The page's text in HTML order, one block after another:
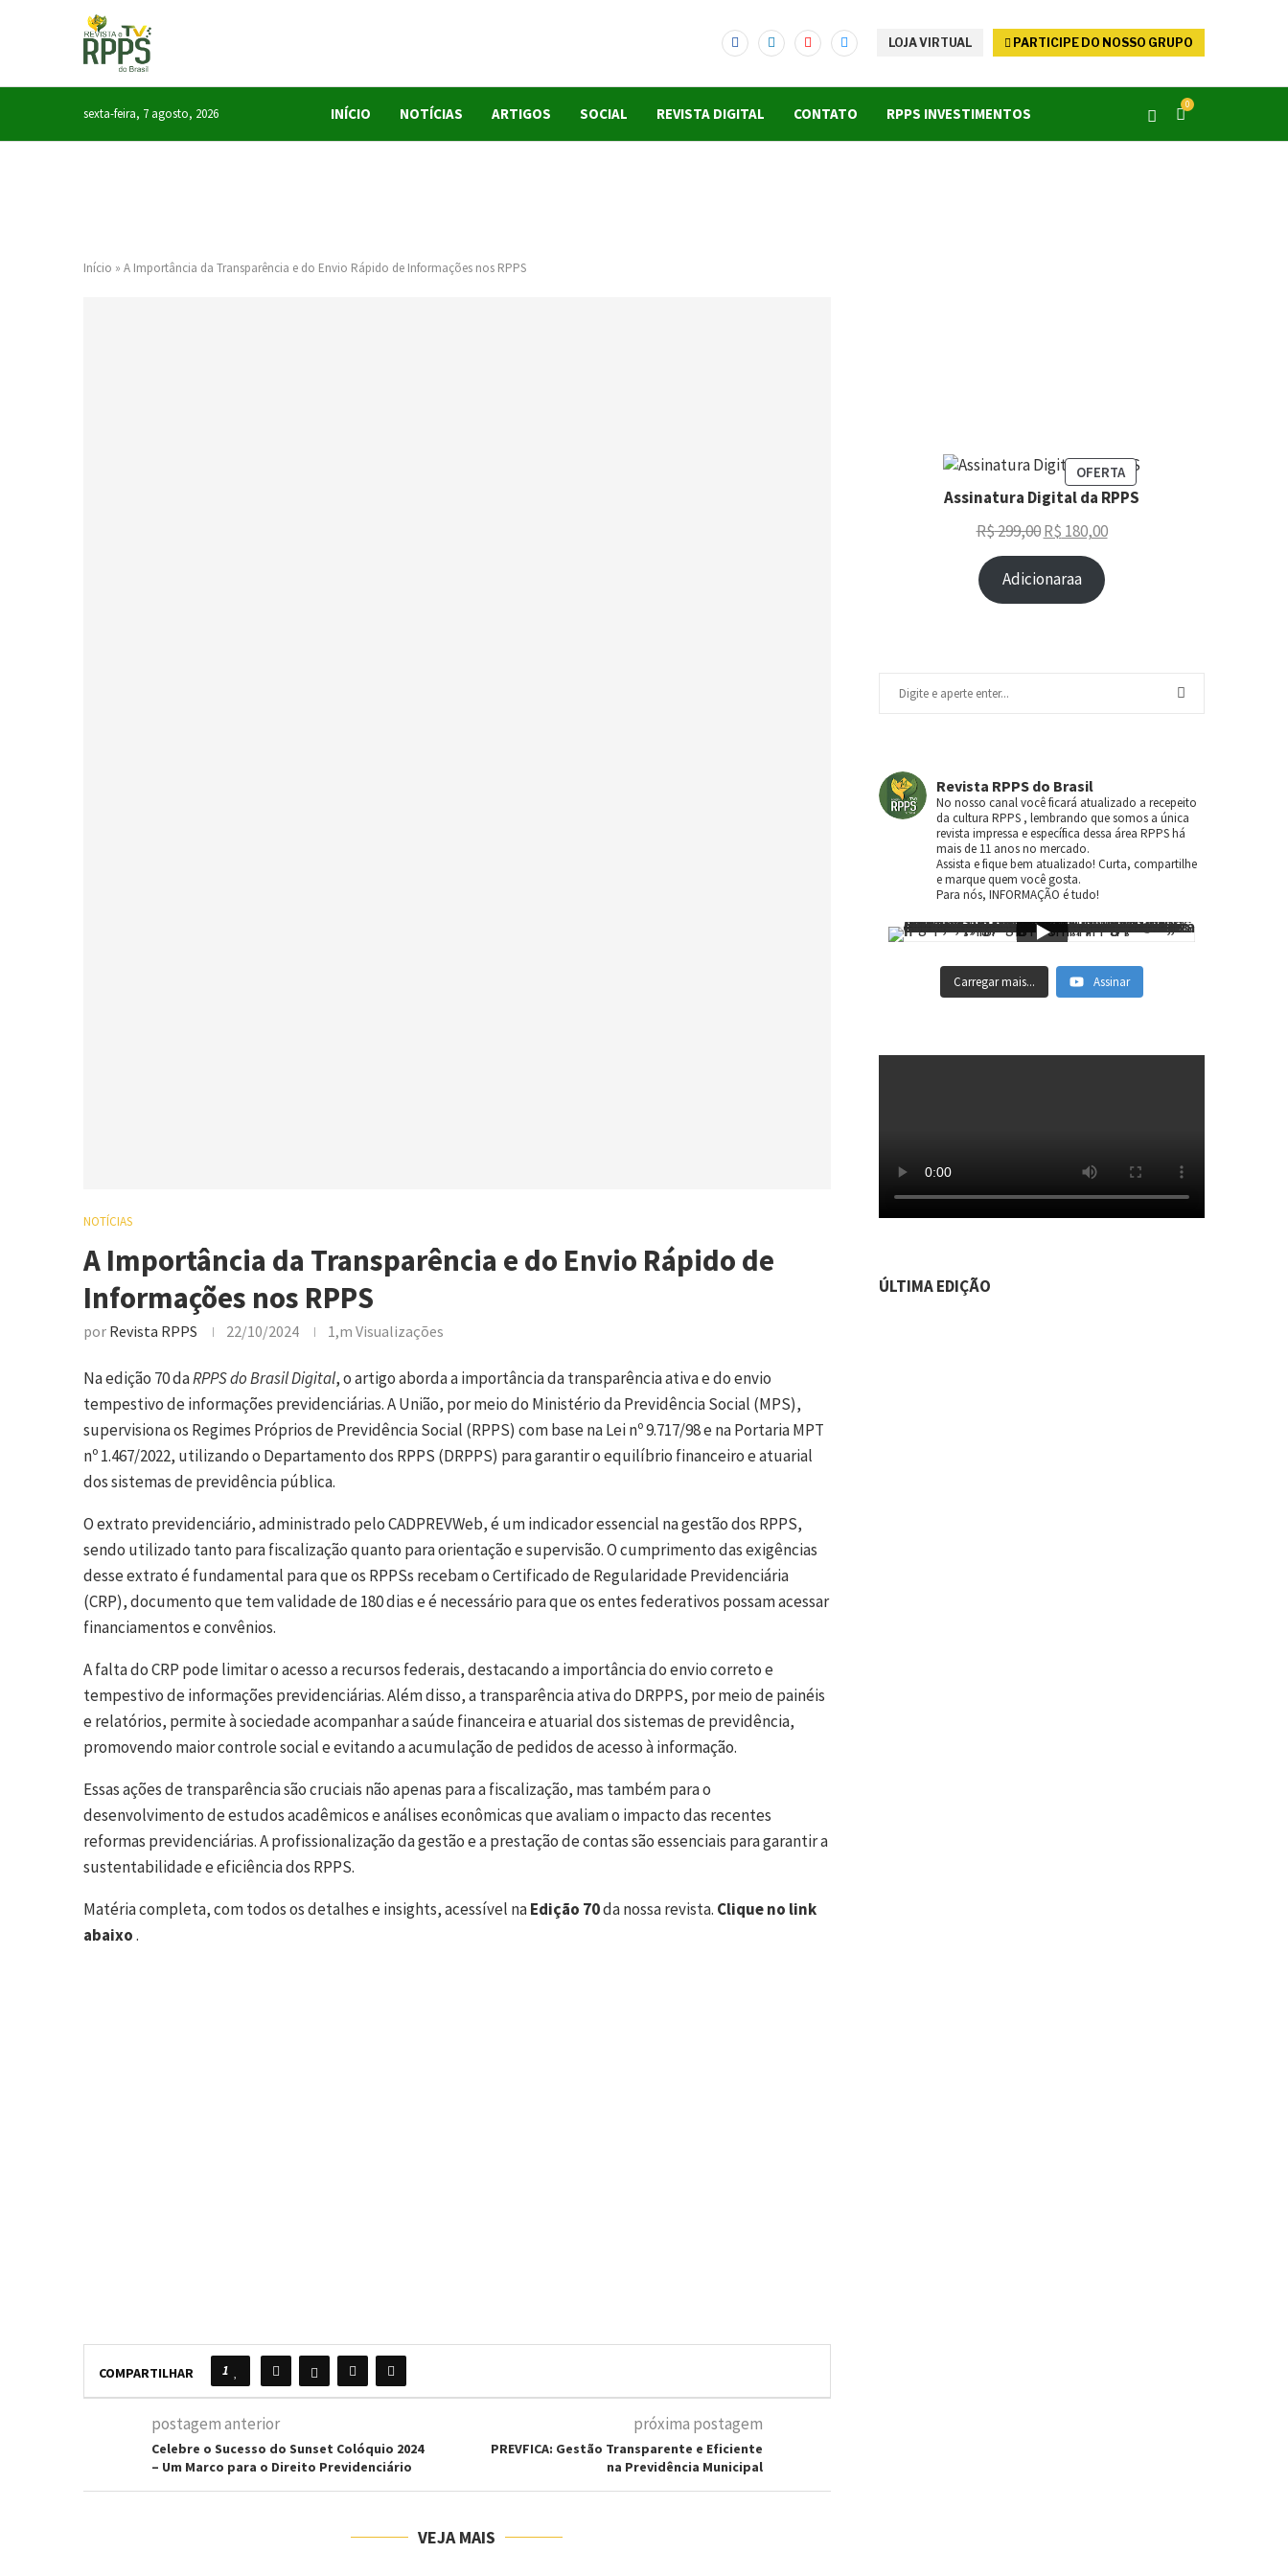
LOJA VIRTUAL PARTICIPE DO NOSSO GRUPO
sexta-feira, 7 agosto, 2026 INÍCIO NOTÍCIAS ARTIGOS SOCIAL REVISTA DIGITAL CONTATO RPPS INVESTIMENTOS
0
Início » A Importância da Transparência e do Envio Rápido de Informações nos RPPS
NOTÍCIAS
A Importância da Transparência e do Envio Rápido de
Informações nos RPPS
por Revista RPPS 22/10/2024 1,m Visualizações
Na edição 70 daRPPS do Brasil Digital, o artigo aborda a importância da transparência ativa e do envio
tempestivo de informações previdenciárias. A União, por meio do Ministério da Previdência Social (MPS),
supervisiona os Regimes Próprios de Previdência Social (RPPS) com base na Lei nº 9.717/98 e na Portaria MPT
nº 1.467/2022, utilizando o Departamento dos RPPS (DRPPS) para garantir o equilíbrio financeiro e atuarial
dos sistemas de previdência pública.
O extrato previdenciário, administrado pelo CADPREVWeb, é um indicador essencial na gestão dos RPPS,
sendo utilizado tanto para fiscalização quanto para orientação e supervisão. O cumprimento das exigências
desse extrato é fundamental para que os RPPSs recebam o Certificado de Regularidade Previdenciária
(CRP), documento que tem validade de 180 dias e é necessário para que os entes federativos possam acessar
financiamentos e convênios.
A falta do CRP pode limitar o acesso a recursos federais, destacando a importância do envio correto e
tempestivo de informações previdenciárias. Além disso, a transparência ativa do DRPPS, por meio de painéis
e relatórios, permite à sociedade acompanhar a saúde financeira e atuarial dos sistemas de previdência,
promovendo maior controle social e evitando a acumulação de pedidos de acesso à informação.
Essas ações de transparência são cruciais não apenas para a fiscalização, mas também para o
desenvolvimento de estudos acadêmicos e análises econômicas que avaliam o impacto das recentes
reformas previdenciárias. A profissionalização da gestão e a prestação de contas são essenciais para garantir a
sustentabilidade e eficiência dos RPPS.
Matéria completa, com todos os detalhes e insights, acessível naEdição 70da nossa revista. Clique no link
abaixo.
COMPARTILHAR 1
postagem anterior
Celebre o Sucesso do Sunset Colóquio 2024
– Um Marco para o Direito Previdenciário
próxima postagem
PREVFICA: Gestão Transparente e Eficiente
na Previdência Municipal
VEJA MAIS
OFERTA
Assinatura Digital da RPPS
R$299,00 R$ 180,00
Adicionaraa
Revista RPPS do Brasil
No nosso canal você ficará atualizado a recepeito
da cultura RPPS , lembrando que somos a única
revista impressa e específica dessa área RPPS há
mais de 11 anos no mercado.
Assista e fique bem atualizado! Curta, compartilhe
e marque quem você gosta.
Para nós, INFORMAÇÃO é tudo!
Carregar mais... Assinar
ÚLTIMA EDIÇÃO